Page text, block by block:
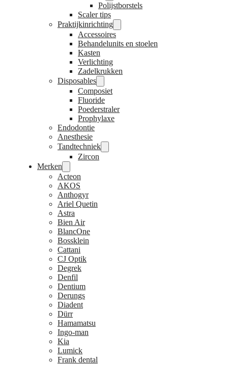
Polijstborstels
Scaler tips
Praktijkinrichting
Accessoires
Behandelunits en stoelen
Kasten
Verlichting
Zadelkrukken
Disposables
Composiet
Fluoride
Poederstraler
Prophylaxe
Endodontie
Anesthesie
Tandtechniek
Zircon
Merken
Acteon
AKOS
Anthogyr
Ariel Quetin
Astra
Bien Air
BlancOne
Bossklein
Cattani
CJ Optik
Degrek
Denfil
Dentium
Derungs
Diadent
Dürr
Hamamatsu
Ingo-man
Kia
Lumick
Frank dental